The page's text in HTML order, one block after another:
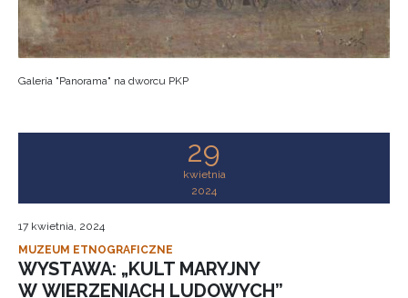
Galeria "Panorama" na dworcu PKP
29
kwietnia
2024
17 kwietnia, 2024
MUZEUM ETNOGRAFICZNE
WYSTAWA: „KULT MARYJNY
W WIERZENIACH LUDOWYCH”